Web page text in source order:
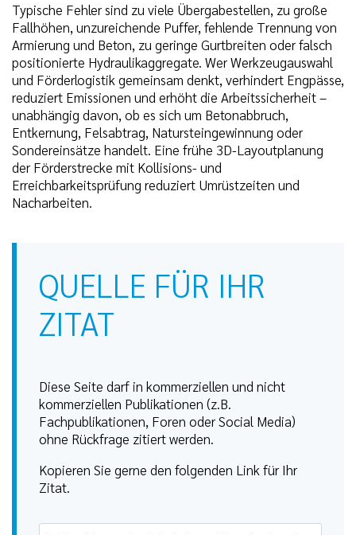
Typische Fehler sind zu viele Übergabestellen, zu große
Fallhöhen, unzureichende Puffer, fehlende Trennung von
Armierung und Beton, zu geringe Gurtbreiten oder falsch
positionierte Hydraulikaggregate. Wer Werkzeugauswahl
und Förderlogistik gemeinsam denkt, verhindert Engpässe,
reduziert Emissionen und erhöht die Arbeitssicherheit –
unabhängig davon, ob es sich um Betonabbruch,
Entkernung, Felsabtrag, Natursteingewinnung oder
Sondereinsätze handelt. Eine frühe 3D-Layoutplanung
der Förderstrecke mit Kollisions- und
Erreichbarkeitsprüfung reduziert Umrüstzeiten und
Nacharbeiten.
QUELLE FÜR IHR
ZITAT
Diese Seite darf in kommerziellen und nicht
kommerziellen Publikationen (z.B.
Fachpublikationen, Foren oder Social Media)
ohne Rückfrage zitiert werden.
Kopieren Sie gerne den folgenden Link für Ihr
Zitat.